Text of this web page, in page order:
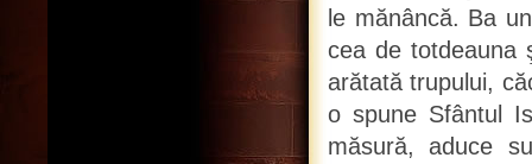
le mănâncă. Ba
cea de totdeauna
arătată trupului,
o spune Sfântul
măsură, aduce